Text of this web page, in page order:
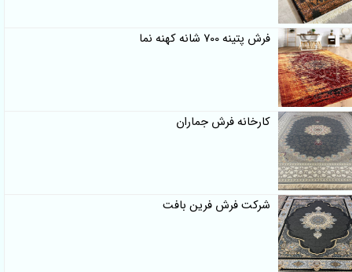
فرش پتینه 700 شانه کهنه نما
کارخانه فرش جماران
شرکت فرش فرین بافت